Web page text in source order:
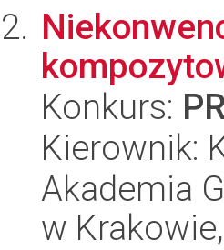
Konkurs:
Kierownik:
Akademia
w